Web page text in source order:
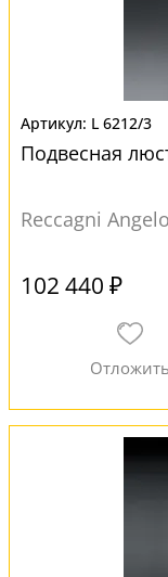
L 6212/3
Подвесная
Reccagni
102 440 ₽